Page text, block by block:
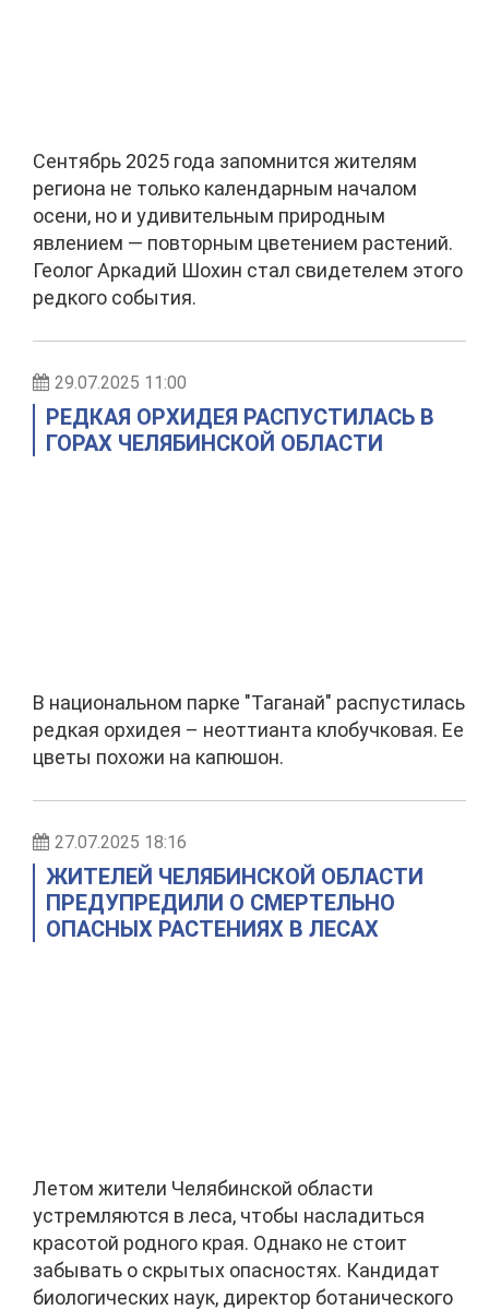
Сентябрь 2025 года запомнится жителям
региона не только календарным началом
осени, но и удивительным природным
явлением — повторным цветением растений.
Геолог Аркадий Шохин стал свидетелем этого
редкого события.
29.07.2025 11:00
РЕДКАЯ ОРХИДЕЯ РАСПУСТИЛАСЬ В
ГОРАХ ЧЕЛЯБИНСКОЙ ОБЛАСТИ
В национальном парке "Таганай" распустилась
редкая орхидея – неоттианта клобучковая. Ее
цветы похожи на капюшон.
27.07.2025 18:16
ЖИТЕЛЕЙ ЧЕЛЯБИНСКОЙ ОБЛАСТИ
ПРЕДУПРЕДИЛИ О СМЕРТЕЛЬНО
ОПАСНЫХ РАСТЕНИЯХ В ЛЕСАХ
Летом жители Челябинской области
устремляются в леса, чтобы насладиться
красотой родного края. Однако не стоит
забывать о скрытых опасностях. Кандидат
биологических наук, директор ботанического